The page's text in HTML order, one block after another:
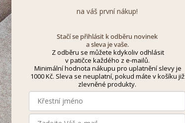
na váš první nákup!
Stačí se přihlásit k odběru novinek
a sleva je vaše.
Z odběru se můžete kdykoliv odhlásit
v patičce každého z e-mailů.
Minimální hodnota nákupu pro uplatnění slevy je
1000 Kč. Sleva se neuplatní, pokud máte v košíku již
zlevněné produkty.